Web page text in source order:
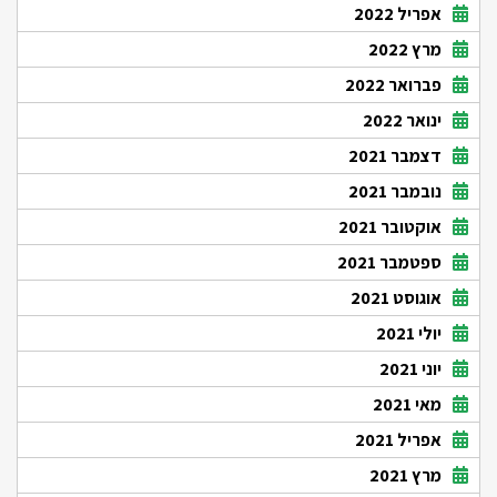
אפריל 2022
מרץ 2022
פברואר 2022
ינואר 2022
דצמבר 2021
נובמבר 2021
אוקטובר 2021
ספטמבר 2021
אוגוסט 2021
יולי 2021
יוני 2021
מאי 2021
אפריל 2021
מרץ 2021